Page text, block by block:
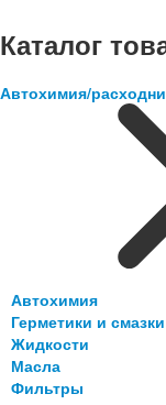
Каталог
Автохимия/
Автохимия
Герметики и смазки
Жидкости
Масла
Фильтры